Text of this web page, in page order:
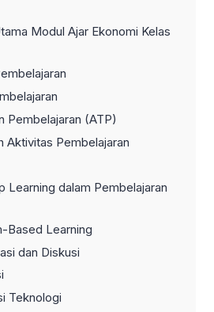
Modul Ajar Ekonomi Kelas
Pembelajaran (ATP)
Aktivitas Pembelajaran
Learning dalam Pembelajaran
Based Learning
dan Diskusi
Teknologi